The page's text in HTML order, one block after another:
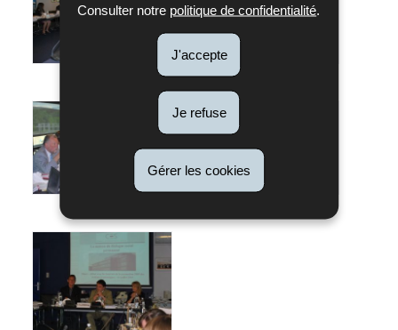
Consulter notre politique de confidentialité.
J'accepte
Je refuse
Gérer les cookies